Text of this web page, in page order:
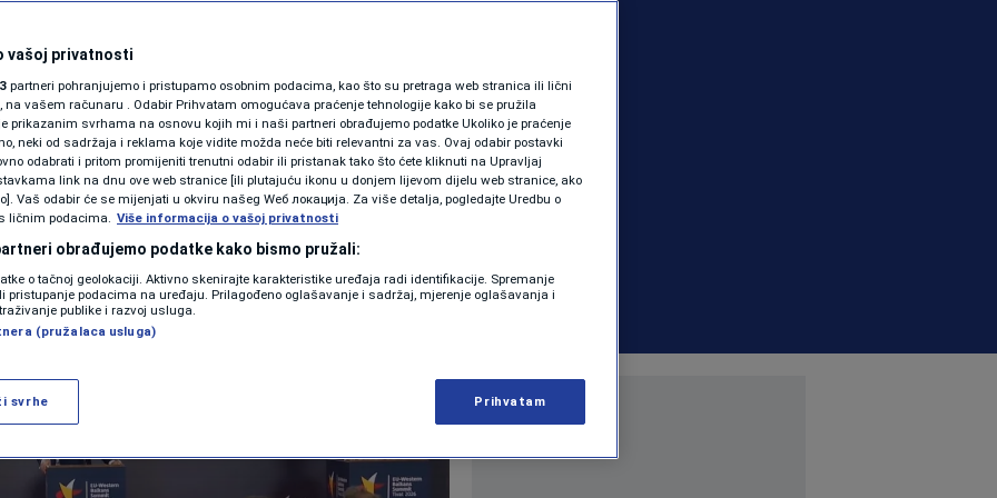
SHOWBIZ
PODCAST
N1 SPECIJAL
FENOMENI
NEISTRAŽENO
VIRALNO
papera o novom
pristupanja EU
SVIJET | 0 komentara
Više
vašoj privatnosti
partneri pohranjujemo i pristupamo osobnim podacima, kao što su pretraga web stranica ili lični
na vašem računaru . Odabir Prihvatam omogućava praćenje tehnologije kako bi se pružila
prikazanim svrhama na osnovu kojih mi i naši partneri obrađujemo podatke Ukoliko je praćenje
neki od sadržaja i reklama koje vidite možda neće biti relevantni za vas. Ovaj odabir postavki
odabrati i pritom promijeniti trenutni odabir ili pristanak tako što ćete kliknuti na Upravljaj
link na dnu ove web stranice [ili plutajuću ikonu u donjem lijevom dijelu web stranice, ako
Vaš odabir će se mijenjati u okviru našeg Wеб локација. Za više detalja, pogledajte Uredbu o
ličnim podacima. Više informacija o vašoj privatnosti
obrađujemo podatke kako bismo pružali:
o tačnoj geolokaciji. Aktivno skenirajte karakteristike uređaja radi identifikacije. Spremanje
pristupanje podacima na uređaju. Prilagođeno oglašavanje i sadržaj, mjerenje oglašavanja i
publike i razvoj usluga.
(pružalaca usluga)
svrhe Prihvatam